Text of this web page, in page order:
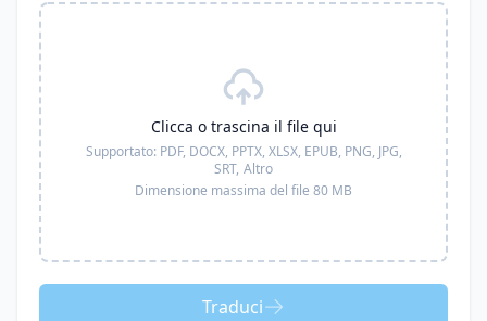
Clicca o trascina il file qui
Supportato: PDF, DOCX, PPTX, XLSX, EPUB, PNG, JPG,
SRT, Altro
Dimensione massima del file 80 MB
Traduci